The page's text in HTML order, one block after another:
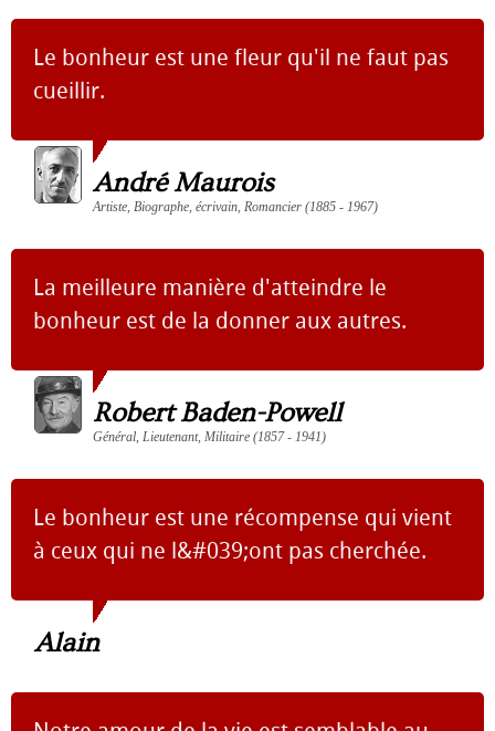
Le bonheur est une fleur qu'il ne faut pas
cueillir.
André Maurois
Artiste, Biographe, écrivain, Romancier (1885 - 1967)
La meilleure manière d'atteindre le
bonheur est de la donner aux autres.
Robert Baden-Powell
Général, Lieutenant, Militaire (1857 - 1941)
Le bonheur est une récompense qui vient
à ceux qui ne l&#039;ont pas cherchée.
Alain